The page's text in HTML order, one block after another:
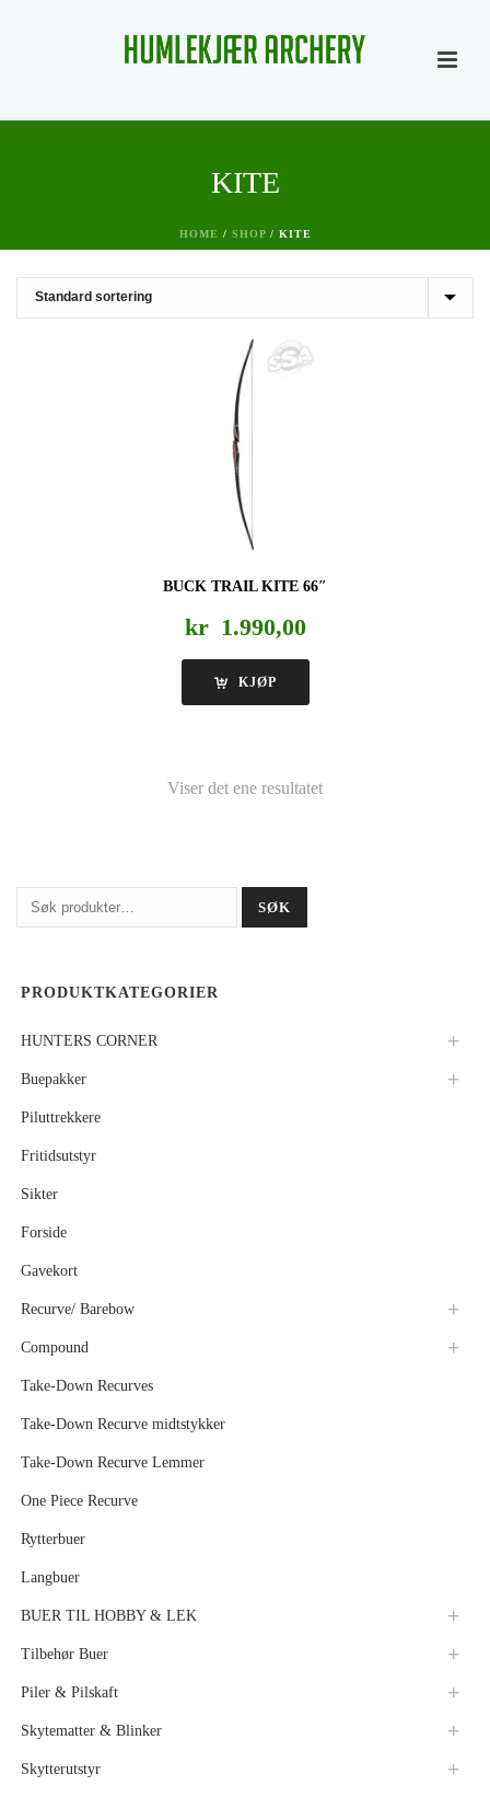
KITE
HOME / SHOP/ KITE
BUCK TRAIL KITE 66″
kr 1.990,00
KJØP
Viser det ene resultatet
Søk
etter:
SØK
PRODUKTKATEGORIER
HUNTERS CORNER
Buepakker
Piluttrekkere
Fritidsutstyr
Sikter
Forside
Gavekort
Recurve/ Barebow
Compound
Take-Down Recurves
Take-Down Recurve midtstykker
Take-Down Recurve Lemmer
One Piece Recurve
Rytterbuer
Langbuer
BUER TIL HOBBY & LEK
Tilbehør Buer
Piler & Pilskaft
Skytematter & Blinker
Skytterutstyr